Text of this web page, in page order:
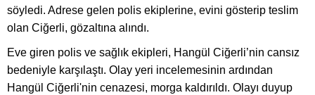
söyledi. Adrese gelen polis ekiplerine, evini gösterip teslim
olan Ciğerli, gözaltına alındı.
Eve giren polis ve sağlık ekipleri, Hangül Ciğerli’nin cansız
bedeniyle karşılaştı. Olay yeri incelemesinin ardından
Hangül Ciğerli'nin cenazesi, morga kaldırıldı. Olayı duyup